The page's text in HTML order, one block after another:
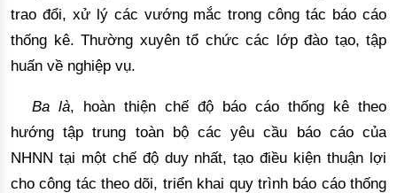
trao đổi, xử lý các vướng mắc trong công tác báo cáo
thống kê. Thường xuyên tổ chức các lớp đào tạo, tập
huấn về nghiệp vụ.
Ba là, hoàn thiện chế độ báo cáo thống kê theo
hướng tập trung toàn bộ các yêu cầu báo cáo của
NHNN tại một chế độ duy nhất, tạo điều kiện thuận lợi
cho công tác theo dõi, triển khai quy trình báo cáo thống